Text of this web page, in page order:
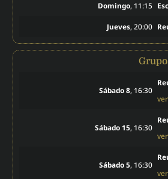
Domingo, 11:15
Jueves, 20:00
Sábado 8, 16:30
Sábado 15, 16:30
Sábado 5, 16:30